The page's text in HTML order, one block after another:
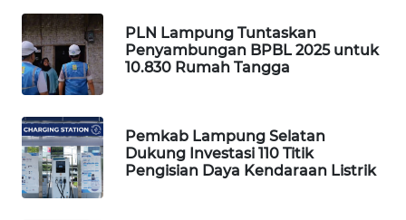
PLN Lampung Tuntaskan
Penyambungan BPBL 2025 untuk
10.830 Rumah Tangga
Pemkab Lampung Selatan
Dukung Investasi 110 Titik
Pengisian Daya Kendaraan Listrik
DESA
WISATA
LAPAK
WAHANA
Wahana
Network